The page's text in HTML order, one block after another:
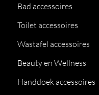
Bad accessoires
Toilet accessoires
Wastafel accessoires
Beauty en Wellness
Handdoek accessoires